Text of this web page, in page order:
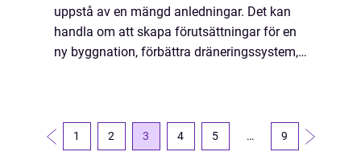
uppstå av en mängd anledningar. Det kan
handla om att skapa förutsättningar för en
ny byggnation, förbättra dräneringssystem,
1 2 3 4 5 … 9